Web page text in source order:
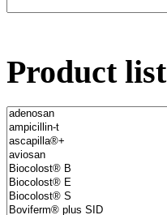
Product list